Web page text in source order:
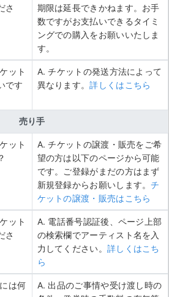
さ
期限は延長できかねます。お手
数ですがお支払いできるタイミ
ングでの購入をお願いいたしま
す。
ット
です
A. チケットの発送方法によって
異なります。詳しくはこちら
売り手
ット
A. チケットの譲渡・販売をご希
望の方は以下のページから可能
です。ご登録がまだの方はまず
新規登録からお願いします。チ
ケットの譲渡・販売はこちら
ット
さ
A. 電話番号認証後、ページ上部
の検索欄でアーティスト名を入
力してください。 詳しくはこち
ら
は何
A. 出品のご事情や受け渡し時の